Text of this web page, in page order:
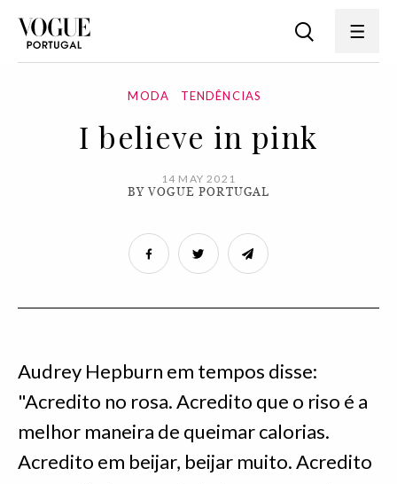
MODA TENDÊNCIAS
I believe in pink
14 MAY 2021
BY VOGUE PORTUGAL
Audrey Hepburn em tempos disse:
"Acredito no rosa. Acredito que o riso é a
melhor maneira de queimar calorias.
Acredito em beijar, beijar muito. Acredito